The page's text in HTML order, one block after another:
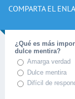
COMPARTA EL
¿Qué es más
dulce mentira?
Amarga verdad
Dulce mentira
Difícil de